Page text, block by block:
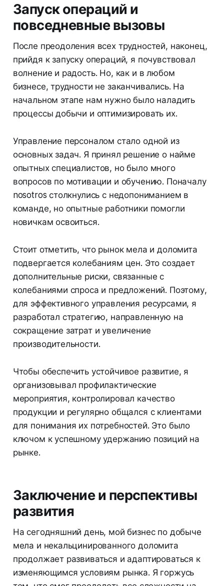
Запуск операций и
повседневные вызовы
После преодоления всех трудностей, наконец,
прийдя к запуску операций, я почувствовал
волнение и радость. Но, как и в любом
бизнесе, трудности не заканчивались. На
начальном этапе нам нужно было наладить
процессы добычи и оптимизировать их.
Управление персоналом стало одной из
основных задач. Я принял решение о найме
опытных специалистов, но было много
вопросов по мотивации и обучению. Поначалу
nosotros столкнулись с недопониманием в
команде, но опытные работники помогли
новичкам освоиться.
Стоит отметить, что рынок мела и доломита
подвергается колебаниям цен. Это создает
дополнительные риски, связанные с
колебаниями спроса и предложений. Поэтому,
для эффективного управления ресурсами, я
разработал стратегию, направленную на
сокращение затрат и увеличение
производительности.
Чтобы обеспечить устойчивое развитие, я
организовывал профилактические
мероприятия, контролировал качество
продукции и регулярно общался с клиентами
для понимания их потребностей. Это было
ключом к успешному удержанию позиций на
рынке.
Заключение и перспективы
развития
На сегодняшний день, мой бизнес по добыче
мела и некальцинированного доломита
продолжает развиваться и адаптироваться к
изменяющимся условиям рынка. Я горжусь